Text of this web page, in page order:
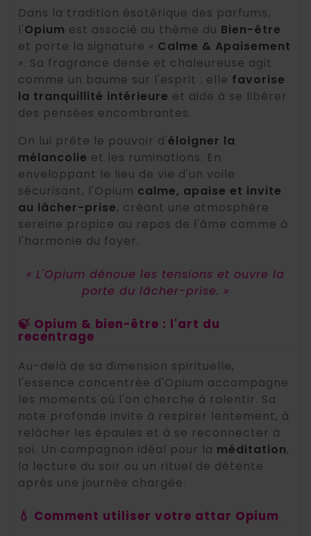
Dans la tradition ésotérique des parfums,
l'Opium est associé au thème du Bien-être
et porte la signature « Calme & Apaisement
». Sa fragrance dense et chaleureuse agit
comme un baume sur l'esprit : elle favorise
la tranquillité intérieure et aide à se libérer
des pensées encombrantes.
On lui prête le pouvoir d'éloigner la
mélancolie et les ruminations. En
enveloppant le lieu de vie d'un voile
sécurisant, l'Opium calme, apaise et invite
au lâcher-prise, créant une atmosphère
sereine propice au repos de l'âme comme à
l'harmonie du foyer.
« L'Opium dénoue les tensions et ouvre la
porte du lâcher-prise. »
🍃 Opium & bien-être : l'art du
recentrage
Au-delà de sa dimension spirituelle,
l'essence concentrée d'Opium accompagne
les moments où l'on cherche à ralentir. Sa
note profonde invite à respirer lentement, à
relâcher les épaules et à se reconnecter à
soi. Un compagnon idéal pour la méditation,
la lecture du soir ou un rituel de détente
après une journée chargée.
💧 Comment utiliser votre attar Opium